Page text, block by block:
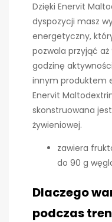
Dzięki Enervit
dyspozycji masz
energetyczny,
pozwala przyjąć
godzinę
innym produktem
Enervit
skonstruowana
żywieniowej.
zawiera
do 90 g
Dlaczego
podczas